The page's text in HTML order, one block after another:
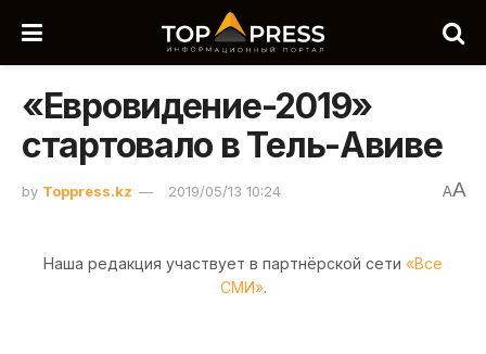
«Евровидение-2019»
стартовало в Тель-Авиве
by Toppress.kz 2019/05/13 10:24 AA
Наша редакция участвует в партнёрской сети «Все
СМИ».